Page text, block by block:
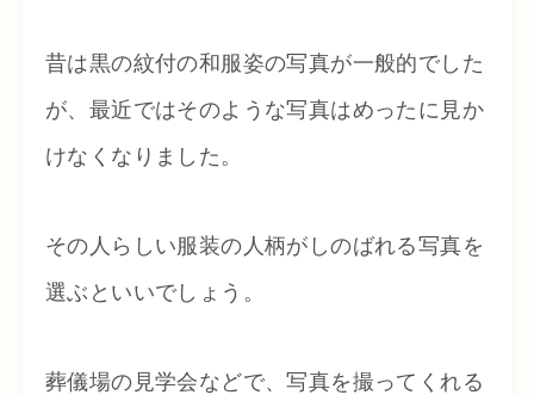
昔は黒の紋付の和服姿の写真が一般的でした
が、最近ではそのような写真はめったに見か
けなくなりました。
その人らしい服装の人柄がしのばれる写真を
選ぶといいでしょう。
葬儀場の見学会などで、写真を撮ってくれる